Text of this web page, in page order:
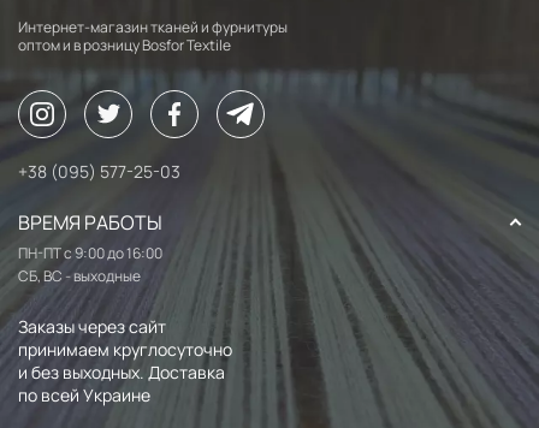
Интернет-магазин тканей и фурнитуры
оптом и в розницу Bosfor Textile
+38 (095) 577-25-03
ВРЕМЯ РАБОТЫ
ПН-ПТ с 9:00 до 16:00
СБ, ВС - выходные
Заказы через сайт
принимаем круглосуточно
и без выходных. Доставка
по всей Украине